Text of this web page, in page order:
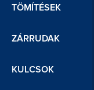
TÖMÍTÉSEK
ZÁRRUDAK
KULCSOK